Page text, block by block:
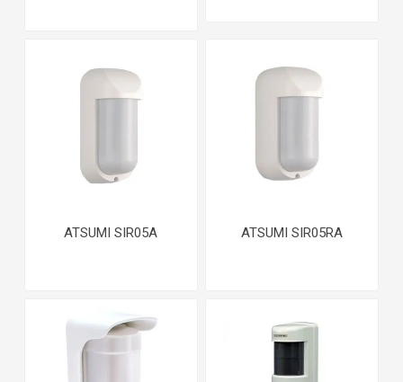
ATSUMI SIR05A ATSUMI SIR05RA